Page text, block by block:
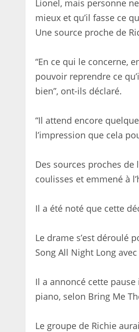
Lionel, mais personne
mieux et qu’il fasse ce
Une source proche de
“En ce qui le concerne,
pouvoir reprendre ce
bien”, ont-ils déclaré.
“Il attend encore
l’impression que cela
Des sources proches
coulisses et emmené à
Il a été noté que cette
Le drame s’est déroulé
Song All Night Long
Il a annoncé cette
piano, selon Bring Me
Le groupe de Richie